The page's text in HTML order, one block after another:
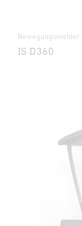
Bewegungsmelder
IS D360